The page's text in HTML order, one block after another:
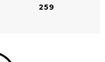
259